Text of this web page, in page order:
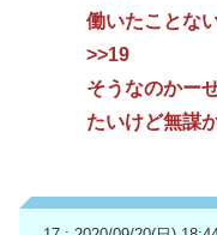
働いたことな
>>19
そうなのかー
たいけど無謀